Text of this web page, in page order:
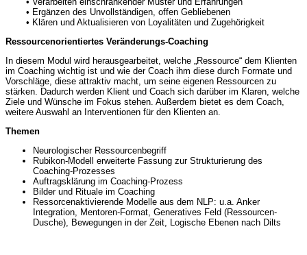
• Ergänzen des Unvollständigen, offen Gebliebenen
• Klären und Aktualisieren von Loyalitäten und Zugehörigkeit
Ressourcenorientiertes Veränderungs-Coaching
In diesem Modul wird herausgearbeitet, welche „Ressource“ dem Klienten
im Coaching wichtig ist und wie der Coach ihm diese durch Formate und
Vorschläge, diese attraktiv macht, um seine eigenen Ressourcen zu
stärken. Dadurch werden Klient und Coach sich darüber im Klaren, welche
Ziele und Wünsche im Fokus stehen. Außerdem bietet es dem Coach,
weitere Auswahl an Interventionen für den Klienten an.
Themen
Neurologischer Ressourcenbegriff
Rubikon-Modell erweiterte Fassung zur Strukturierung des
Coaching-Prozesses
Auftragsklärung im Coaching-Prozess
Bilder und Rituale im Coaching
Ressorcenaktivierende Modelle aus dem NLP: u.a. Anker
Integration, Mentoren-Format, Generatives Feld (Ressourcen-
Dusche), Bewegungen in der Zeit, Logische Ebenen nach Dilts